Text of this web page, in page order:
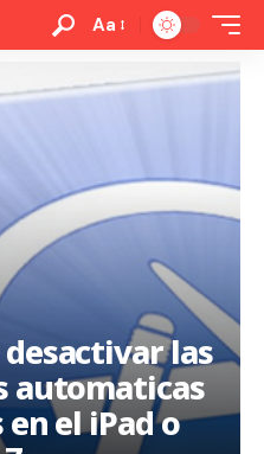
Aa
las
automaticas
el iPad o